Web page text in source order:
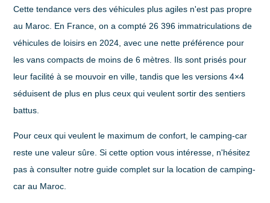
Cette tendance vers des véhicules plus agiles n'est pas propre
au Maroc. En France, on a compté 26 396 immatriculations de
véhicules de loisirs en 2024, avec une nette préférence pour
les vans compacts de moins de 6 mètres. Ils sont prisés pour
leur facilité à se mouvoir en ville, tandis que les versions4×4
séduisent de plus en plus ceux qui veulent sortir des sentiers
battus.
Pour ceux qui veulent le maximum de confort, le camping-car
reste une valeur sûre. Si cette option vous intéresse, n'hésitez
pas à consulter notre guide complet sur la location de camping-
car au Maroc.